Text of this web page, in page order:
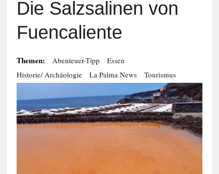
Die Salzsalinen von
Fuencaliente
Themen: Abenteuer-Tipp
Essen
Historie/ Archäologie
La Palma News Tourismus